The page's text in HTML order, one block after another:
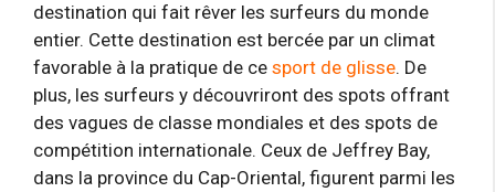
destination qui fait rêver les surfeurs du monde
entier. Cette destination est bercée par un climat
favorable à la pratique de ce sport de glisse. De
plus, les surfeurs y découvriront des spots offrant
des vagues de classe mondiales et des spots de
compétition internationale. Ceux de Jeffrey Bay,
dans la province du Cap-Oriental, figurent parmi les